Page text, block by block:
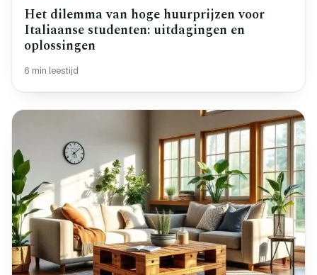
Het dilemma van hoge huurprijzen voor
Italiaanse studenten: uitdagingen en
oplossingen
6 min leestijd